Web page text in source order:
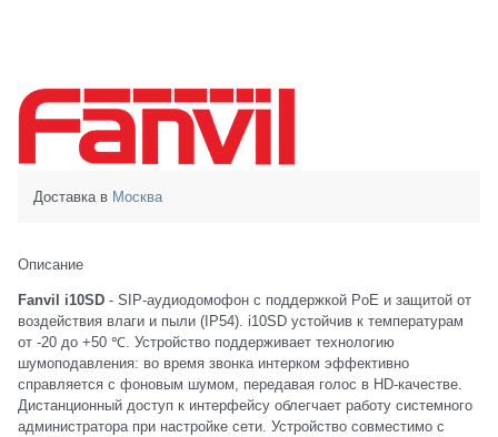
Доставка в Москва
Описание
Fanvil i10SD - SIP-аудиодомофон с поддержкой PoE и защитой от
воздействия влаги и пыли (IP54). i10SD устойчив к температурам
от -20 до +50 ℃. Устройство поддерживает технологию
шумоподавления: во время звонка интерком эффективно
справляется с фоновым шумом, передавая голос в HD-качестве.
Дистанционный доступ к интерфейсу облегчает работу системного
администратора при настройке сети. Устройство совместимо с